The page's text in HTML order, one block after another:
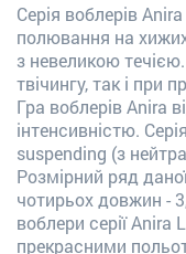
Серія воблерів
полювання на
з невеликою течією.
твічингу, так і при
Гра воблерівAnira
інтенсивністю.
suspending (з
Розмірний ряд
чотирьох довжин -
воблери серіїAnira
прекрасними